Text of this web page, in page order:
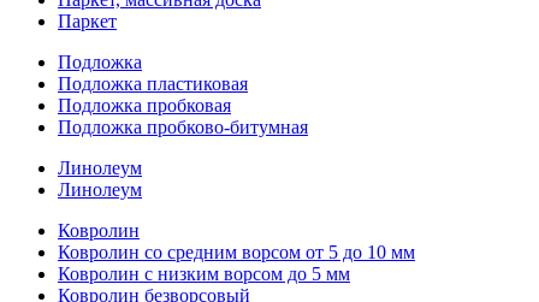
Паркет
Подложка
Подложка пластиковая
Подложка пробковая
Подложка пробково-битумная
Линолеум
Линолеум
Ковролин
Ковролин со средним ворсом от 5 до 10 мм
Ковролин с низким ворсом до 5 мм
Ковролин безворсовый